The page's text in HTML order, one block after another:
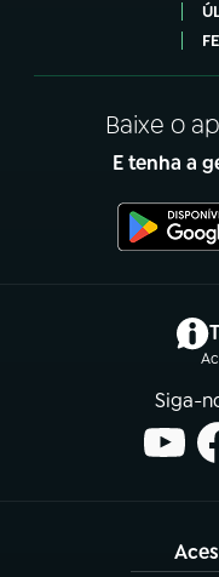
Baixe o
E tenha a
Siga-